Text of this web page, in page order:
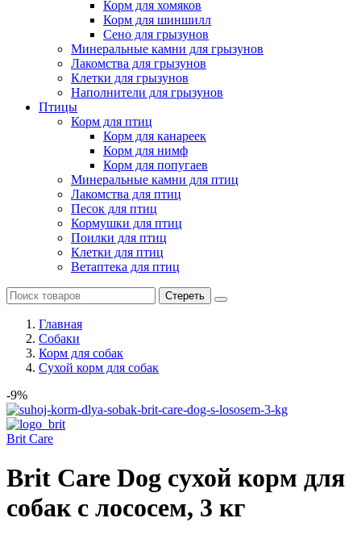
Корм для хомяков
Корм для шиншилл
Сено для грызунов
Минеральные камни для грызунов
Лакомства для грызунов
Клетки для грызунов
Наполнители для грызунов
Птицы
Корм для птиц
Корм для канареек
Корм для нимф
Корм для попугаев
Минеральные камни для птиц
Лакомства для птиц
Песок для птиц
Кормушки для птиц
Поилки для птиц
Клетки для птиц
Ветаптека для птиц
Стереть
Главная
Cобаки
Корм для собак
Сухой корм для собак
-9%
Brit Care
Brit Care Dog сухой корм для
собак с лососем, 3 кг